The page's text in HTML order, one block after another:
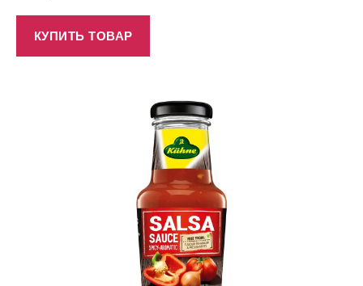
КУПИТЬ ТОВАР